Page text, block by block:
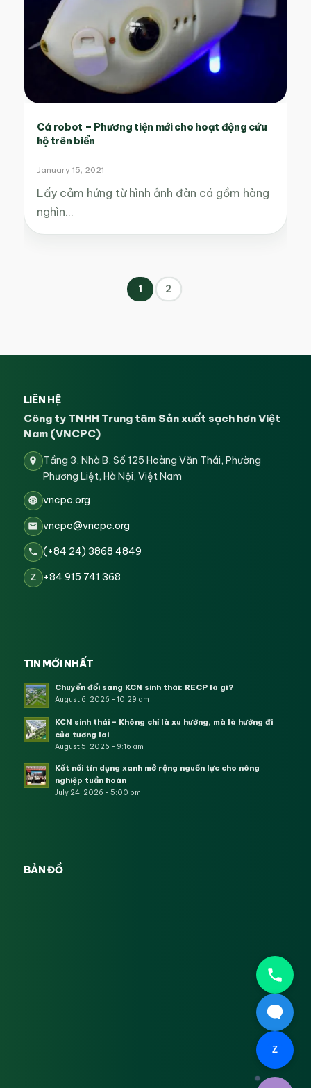
Cá robot – Phương tiện mới cho hoạt động cứu
hộ trên biển
January 15, 2021
Lấy cảm hứng từ hình ảnh đàn cá gồm hàng
nghìn…
1 2
LIÊN HỆ
Công ty TNHH Trung tâm Sản xuất sạch hơn Việt
Nam (VNCPC)
Tầng 3, Nhà B, Số 125 Hoàng Văn Thái, Phường
Phương Liệt, Hà Nội, Việt Nam
vncpc.org
vncpc@vncpc.org
(+84 24) 3868 4849
Z +84 915 741 368
TIN MỚI NHẤT
Chuyển đổi sang KCN sinh thái: RECP là gì?
August 6, 2026 - 10:29 am
KCN sinh thái – Không chỉ là xu hướng, mà là hướng đi
của tương lai
August 5, 2026 - 9:16 am
Kết nối tín dụng xanh mở rộng nguồn lực cho nông
nghiệp tuần hoàn
July 24, 2026 - 5:00 pm
BẢN ĐỒ
Z